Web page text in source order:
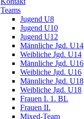
Teams
Jugend U8
Jugend U10
Jugend U12
Männliche Jgd. U14
Weibliche Jgd. U14
Männliche Jgd. U16
Weibliche Jgd. U16
Männliche Jgd. U18
Weibliche Jgd. U18
Frauen I. 1. BL
Frauen II.
Mixed-Team